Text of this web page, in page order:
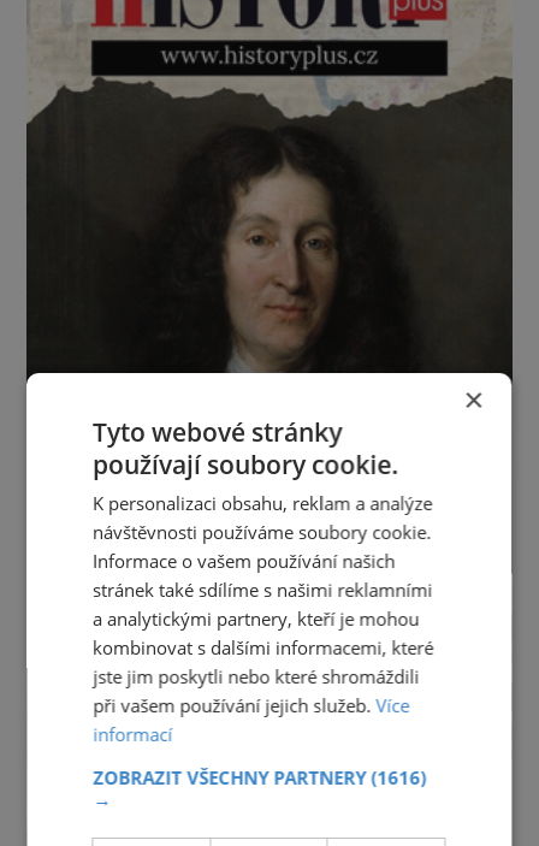
×
Tyto webové stránky
používají soubory cookie.
K personalizaci obsahu, reklam a analýze
návštěvnosti používáme soubory cookie.
Informace o vašem používání našich
stránek také sdílíme s našimi reklamními
a analytickými partnery, kteří je mohou
kombinovat s dalšími informacemi, které
jste jim poskytli nebo které shromáždili
při vašem používání jejich služeb.Více
informací
ZOBRAZIT VŠECHNY PARTNERY(1616)
→